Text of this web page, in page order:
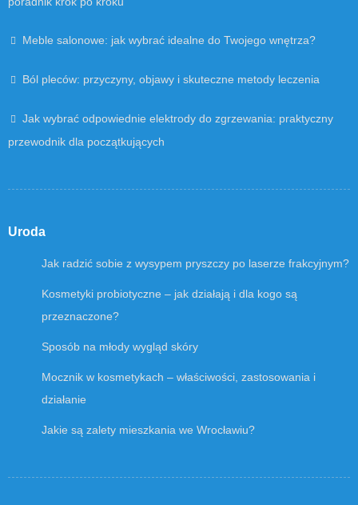
Meble salonowe: jak wybrać idealne do Twojego wnętrza?
Ból pleców: przyczyny, objawy i skuteczne metody leczenia
Jak wybrać odpowiednie elektrody do zgrzewania: praktyczny
przewodnik dla początkujących
Uroda
Jak radzić sobie z wysypem pryszczy po laserze frakcyjnym?
Kosmetyki probiotyczne – jak działają i dla kogo są
przeznaczone?
Sposób na młody wygląd skóry
Mocznik w kosmetykach – właściwości, zastosowania i
działanie
Jakie są zalety mieszkania we Wrocławiu?